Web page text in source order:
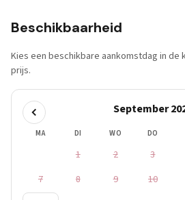
Beschikbaarheid
Kies een beschikbare aankomstdag in de
prijs.
September
MA DI WO DO
1 2 3
7
8 9 10